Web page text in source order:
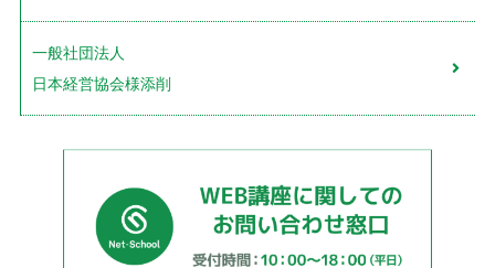
一般社団法人
日本経営協会様添削